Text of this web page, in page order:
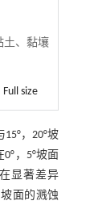
土、黏壤
Full size
，20°坡
0°，5°坡面
显著差异
面的溅蚀